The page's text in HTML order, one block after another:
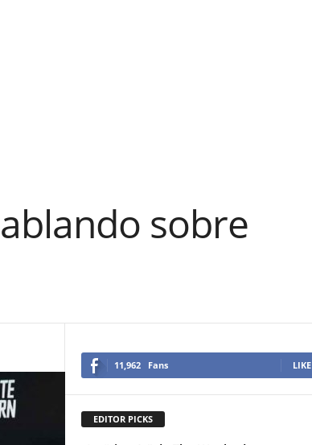
sobre
11,962 Fans LIKE
EDITOR PICKS